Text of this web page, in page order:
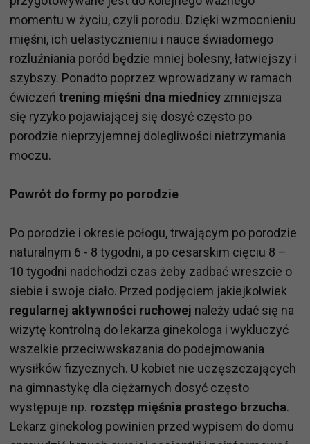
momentu w życiu, czyli porodu. Dzięki wzmocnieniu
mięśni, ich uelastycznieniu i nauce świadomego
rozluźniania poród będzie mniej bolesny, łatwiejszy i
szybszy. Ponadto poprzez wprowadzany w ramach
ćwiczeń trening mięśni dna miednicy zmniejsza
się ryzyko pojawiającej się dosyć często po
porodzie nieprzyjemnej dolegliwości nietrzymania
moczu.
Powrót do formy po porodzie
Po porodzie i okresie połogu, trwającym po porodzie
naturalnym 6 - 8 tygodni, a po cesarskim cięciu 8 –
10 tygodni nadchodzi czas żeby zadbać wreszcie o
siebie i swoje ciało. Przed podjęciem jakiejkolwiek
regularnej aktywności ruchowej należy udać się na
wizytę kontrolną do lekarza ginekologa i wykluczyć
wszelkie przeciwwskazania do podejmowania
wysiłków fizycznych. U kobiet nie uczęszczających
na gimnastykę dla ciężarnych dosyć często
występuje np. rozstęp mięśnia prostego brzucha.
Lekarz ginekolog powinien przed wypisem do domu